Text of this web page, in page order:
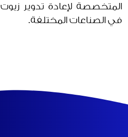
المتخصصة لإعادة تدوير
في الصناعات المختلفة.